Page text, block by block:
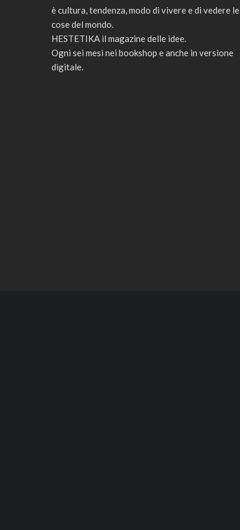
è cultura, tendenza, modo di vivere e di vedere le
cose del mondo.
HESTETIKA il magazine delle idee.
Ogni sei mesi nei bookshop e anche in versione
digitale.